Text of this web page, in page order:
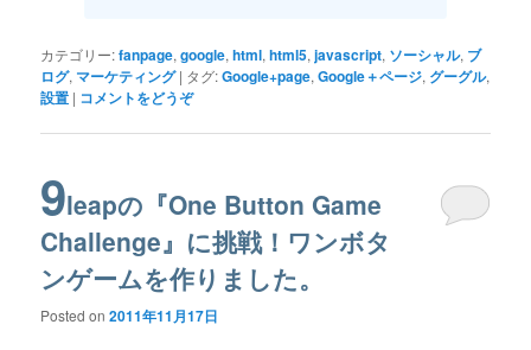
カテゴリー:fanpage,google,html,html5,javascript, ソーシャル, ブ
ログ, マーケティング | タグ:Google+page,Google＋ページ, グーグル,
設置 | コメントをどうぞ
9leapの『One Button Game
Challenge』に挑戦！ワンボタ
ンゲームを作りました。
Posted on2011年11月17日